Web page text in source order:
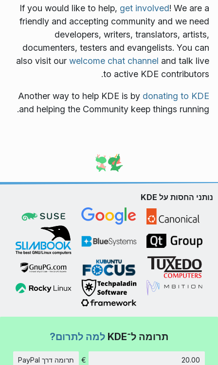
If you would like to help, get involved! We are a
friendly and accepting community and we need
developers, writers, translators, artists,
documenters, testers and evangelists. You can
also visit our welcome chat channel and talk live
to active KDE contributors.
Another way to help KDE is by donating to KDE
and helping the Community keep things running.
נותני החסות על KDE
תרומה ל־KDE למה לתרום?
€ תרומה דרך PayPal